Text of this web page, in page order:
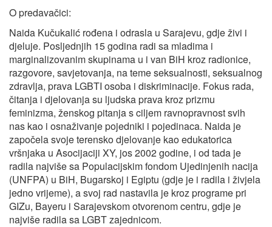
O predavačici:
Naida Kučukalić rođena i odrasla u Sarajevu, gdje živi i
djeluje. Posljednjih 15 godina radi sa mladima i
marginalizovanim skupinama u i van BiH kroz radionice,
razgovore, savjetovanja, na teme seksualnosti, seksualnog
zdravlja, prava LGBTI osoba i diskriminacije. Fokus rada,
čitanja i djelovanja su ljudska prava kroz prizmu
feminizma, ženskog pitanja s ciljem ravnopravnost svih
nas kao i osnaživanje pojedniki i pojedinaca. Naida je
započela svoje terensko djelovanje kao edukatorica
vršnjaka u Asocijaciji XY, jos 2002 godine, i od tada je
radila najviše sa Populacijskim fondom Ujedinjenih nacija
(UNFPA) u BiH, Bugarskoj i Egiptu (gdje je i radila i živjela
jedno vrijeme), a svoj rad nastavila je kroz programe pri
GIZu, Bayer​​u i Sarajevskom otvorenom centru, gdje je
najviše radila sa LGBT zajednicom.